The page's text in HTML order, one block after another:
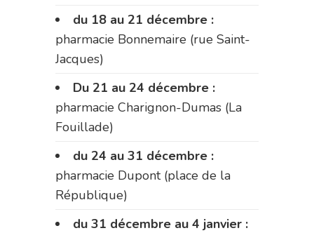
du 18 au 21 décembre :
pharmacie Bonnemaire (rue Saint-
Jacques)
Du 21 au 24 décembre :
pharmacie Charignon-Dumas (La
Fouillade)
du 24 au 31 décembre :
pharmacie Dupont (place de la
République)
du 31 décembre au 4 janvier :